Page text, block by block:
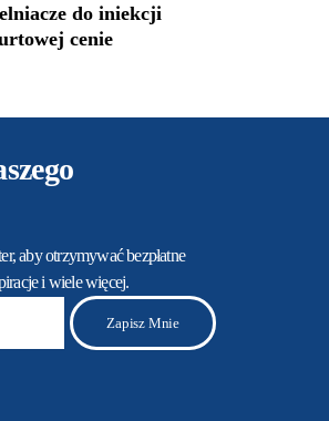
do iniekcji
cenie
aby otrzymywać bezpłatne
i wiele więcej.
Zapisz Mnie